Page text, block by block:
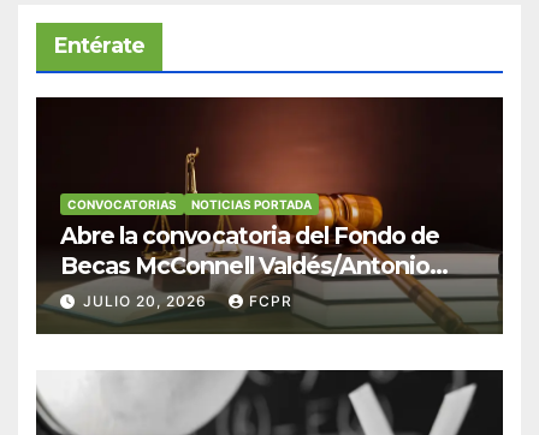
Entérate
CONVOCATORIAS NOTICIAS PORTADA
Abre la convocatoria del Fondo de
Becas McConnell Valdés/Antonio
Escudero Viera para estudiantes de
Derecho en Puerto Rico
JULIO 20, 2026 FCPR